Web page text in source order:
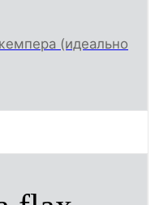
(идеально